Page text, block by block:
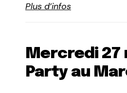
Plus d’infos
Mercredi 27
Party au